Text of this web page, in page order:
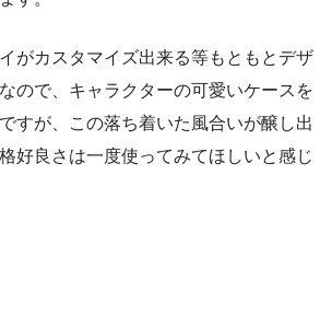
がカスタマイズ出来る等もともとデザ
ので、キャラクターの可愛いケースを
すが、この落ち着いた風合いが醸し出
好良さは一度使ってみてほしいと感じ